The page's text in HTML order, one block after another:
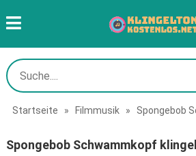
Startseite » Filmmusik » Spongebob
Spongebob Schwammkopf